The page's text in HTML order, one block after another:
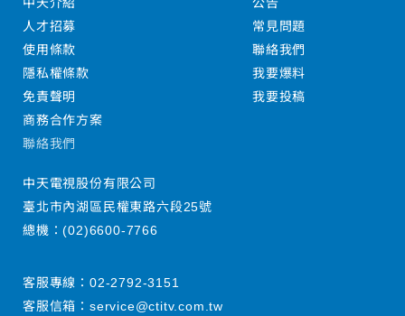
中天介紹
人才招募
使用條款
隱私權條款
免責聲明
商務合作方案
公告
常見問題
聯絡我們
我要爆料
我要投稿
聯絡我們
中天電視股份有限公司
臺北市內湖區民權東路六段25號
總機：(02)6600-7766
客服專線： 02-2792-3151
客服信箱： service@ctitv.com.tw